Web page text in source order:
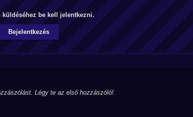
küldéséhez be kell jelentkezni.
Bejelentkezés
Légy te az első hozzászóló!